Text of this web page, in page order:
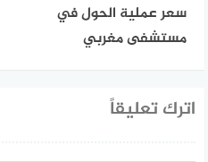
سعر عملية الحول في
مستشفى مغربي
اترك تعليقاً